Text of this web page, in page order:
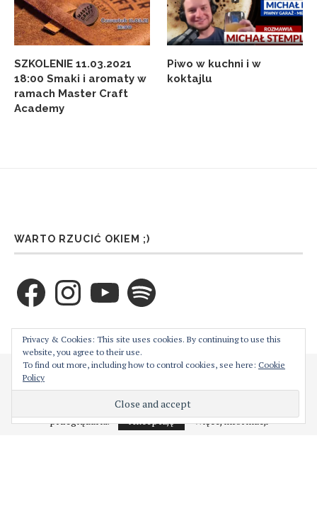
SZKOLENIE 11.03.2021
18:00 Smaki i aromaty w
ramach Master Craft
Academy
Piwo w kuchni i w
koktajlu
WARTO RZUCIĆ OKIEM ;)
FacebookInstagramYouTube Spotify
ZAPRENUMERUJ TEN BLOG PRZEZ E-MAIL
Wprowadź swój adres email aby zaprenumerować ten
blog i otrzymywać powiadomienia o nowych wpisach
przez email.
Cześć! Moja strona używa ciasteczek w celu bezproblemowego jej
działania. Podejrzewam, że nie jest to dla Ciebie problemem,
natomiast w każdej chwili możesz je wyłączyć z poziomu
przeglądarki.
Akceptuję Więcej informacji
Privacy & Cookies: This site uses cookies. By continuing to use this
website, you agree to their use.
To find out more, including how to control cookies, see here: Cookie
Policy